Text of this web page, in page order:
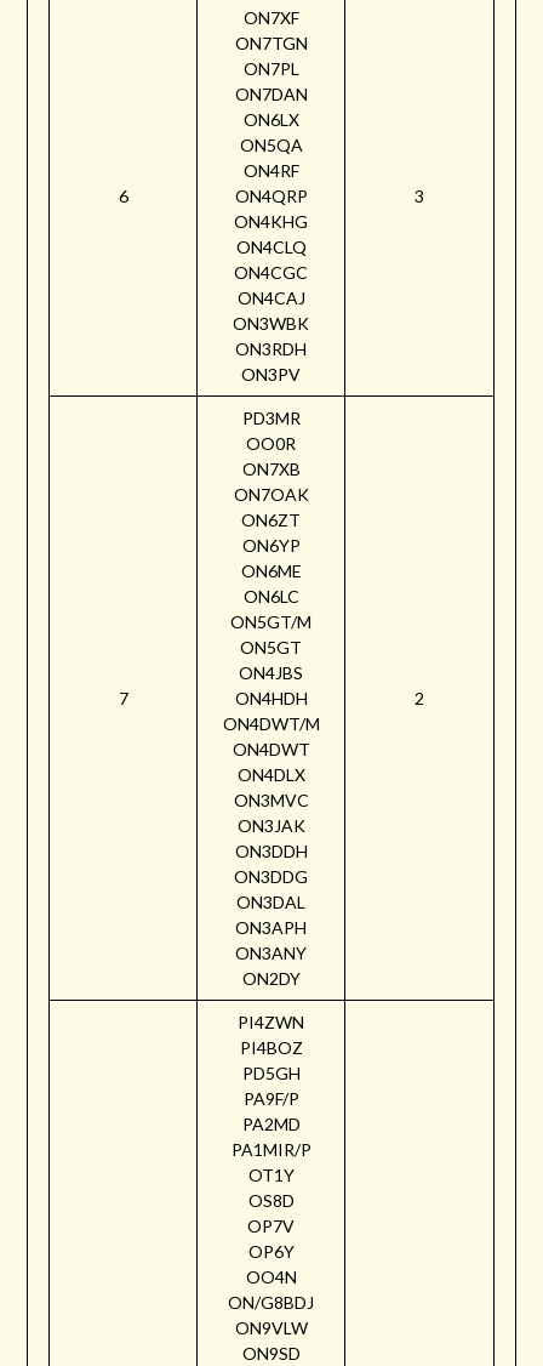
6
ON7XF
ON7TGN
ON7PL
ON7DAN
ON6LX
ON5QA
ON4RF
ON4QRP
ON4KHG
ON4CLQ
ON4CGC
ON4CAJ
ON3WBK
ON3RDH
ON3PV
3
7
PD3MR
OO0R
ON7XB
ON7OAK
ON6ZT
ON6YP
ON6ME
ON6LC
ON5GT/M
ON5GT
ON4JBS
ON4HDH
ON4DWT/M
ON4DWT
ON4DLX
ON3MVC
ON3JAK
ON3DDH
ON3DDG
ON3DAL
ON3APH
ON3ANY
ON2DY
2
PI4ZWN
PI4BOZ
PD5GH
PA9F/P
PA2MD
PA1MIR/P
OT1Y
OS8D
OP7V
OP6Y
OO4N
ON/G8BDJ
ON9VLW
ON9SD